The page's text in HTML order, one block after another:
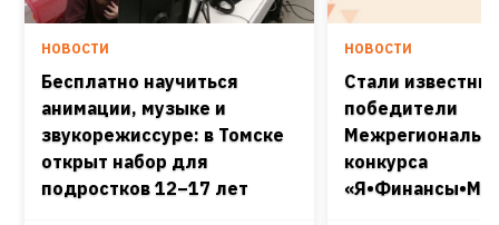
НОВОСТИ
Бесплатно научиться
анимации, музыке и
звукорежиссуре: в Томске
открыт набор для
подростков 12–17 лет
НОВОСТИ
Стали известны
победители
конкурса